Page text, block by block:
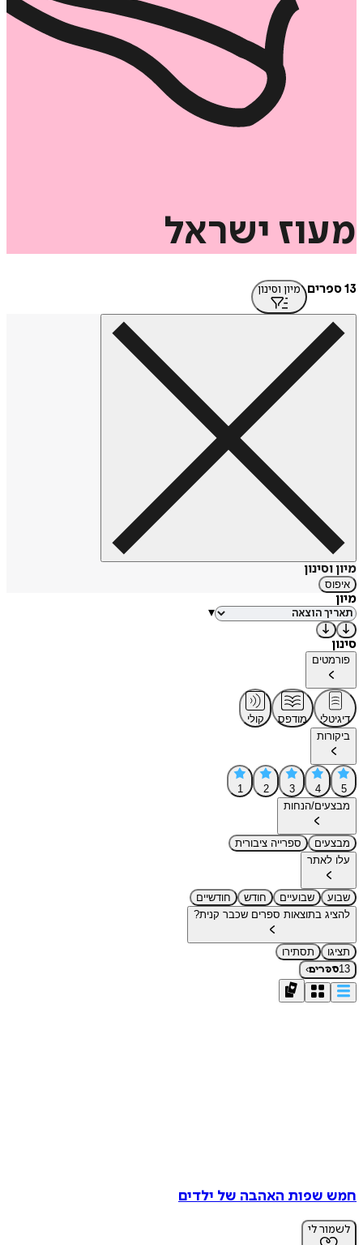
מעוז ישראל
13 ספרים מיון וסינון
מיון וסינון
איפוס
מיון
▾
סינון
פורמטים
דיגיטלי מודפס
קולי
ביקורות
5
4
3
2
1
מבצעים/הנחות
מבצעים
ספרייה ציבורית
עלו לאתר
שבוע שבועיים חודש
חודשיים
להציג בתוצאות ספרים שכבר קנית?
תציגו
תסתירו
13ספרים›
חמש שפות האהבה של ילדים
לשמור לי